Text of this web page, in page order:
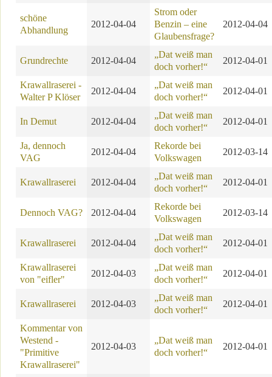
schöne
Abhandlung
2012-04-04
Strom oder
Benzin – eine
Glaubensfrage?
2012-04-04
Grundrechte 2012-04-04
„Dat weiß man
doch vorher!“
2012-04-01
Krawallraserei -
Walter P Klöser
2012-04-04
„Dat weiß man
doch vorher!“
2012-04-01
In Demut 2012-04-04
„Dat weiß man
doch vorher!“
2012-04-01
Ja, dennoch
VAG
2012-04-04
Rekorde bei
Volkswagen
2012-03-14
Krawallraserei 2012-04-04
„Dat weiß man
doch vorher!“
2012-04-01
Dennoch VAG? 2012-04-04
Rekorde bei
Volkswagen
2012-03-14
Krawallraserei 2012-04-04
„Dat weiß man
doch vorher!“
2012-04-01
Krawallraserei
von "eifler"
2012-04-03
„Dat weiß man
doch vorher!“
2012-04-01
Krawallraserei 2012-04-03
„Dat weiß man
doch vorher!“
2012-04-01
Kommentar von
Westend -
"Primitive
Krawallraserei"
2012-04-03
„Dat weiß man
doch vorher!“
2012-04-01